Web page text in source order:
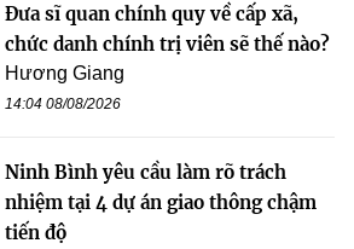
Đưa sĩ quan chính quy về cấp xã,
chức danh chính trị viên sẽ thế nào?
Hương Giang
14:04 08/08/2026
Ninh Bình yêu cầu làm rõ trách
nhiệm tại 4 dự án giao thông chậm
tiến độ